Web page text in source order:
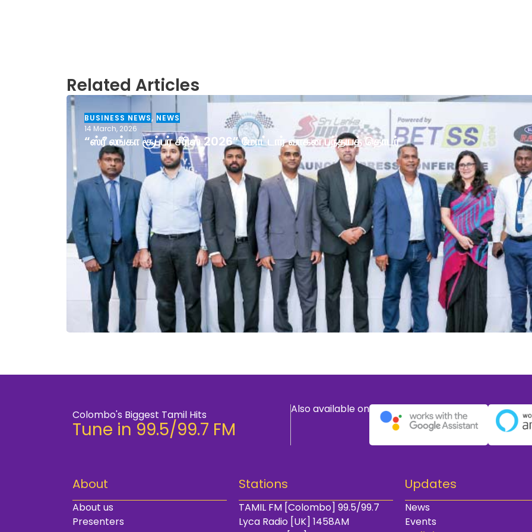
Related Articles
BUSINESS NEWS, NEWS
14 March, 2026
“ஸ்ரீ லங்கா சூப்பர் சீரிஸ் 2026” மோட்டார் வாகன பந்தயத் தொடர்
Colombo's Biggest Tamil Hits
Tune in 99.5/99.7 FM
Also available on
About
About us
Presenters
Stations
TAMIL FM [Colombo] 99.5/99.7
Lyca Radio [UK] 1458AM
Updates
News
Events